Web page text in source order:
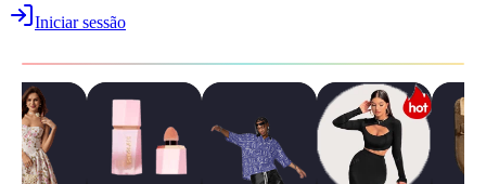
Iniciar sessão